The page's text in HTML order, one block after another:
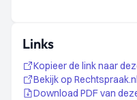
Links
Kopieer de link naar
Bekijk op Rechtspraak.nl
Download PDF van